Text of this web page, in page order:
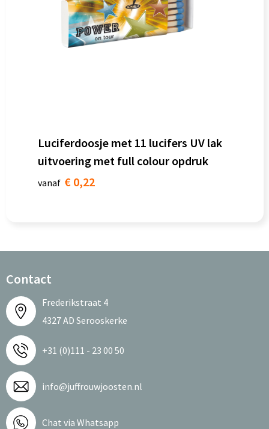
Luciferdoosje met 11 lucifers UV lak
uitvoering met full colour opdruk
vanaf € 0,22
Contact
Frederikstraat 4
4327 AD Serooskerke
+31 (0)111 - 23 00 50
info@juffrouwjoosten.nl
Chat via Whatsapp